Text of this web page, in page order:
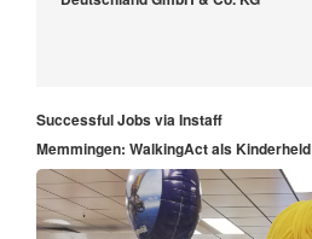
Successful Jobs via Instaff
Memmingen: WalkingAct als Kinderheld